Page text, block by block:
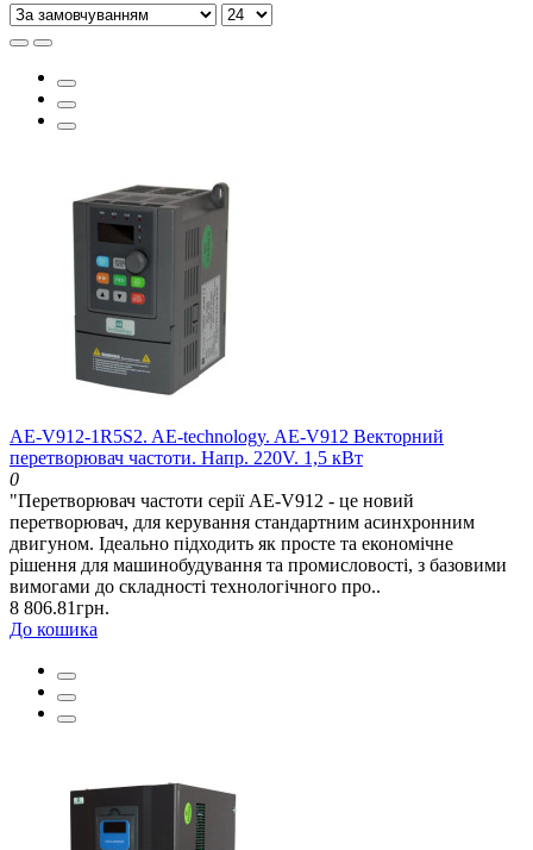
AE-V912-1R5S2. AE-technology. AE-V912 Векторний
перетворювач частоти. Напр. 220V. 1,5 кВт
0
"Перетворювач частоти серії AE-V912 - це новий
перетворювач, для керування стандартним асинхронним
двигуном. Ідеально підходить як просте та економічне
рішення для машинобудування та промисловості, з базовими
вимогами до складності технологічного про..
8 806.81грн.
До кошика